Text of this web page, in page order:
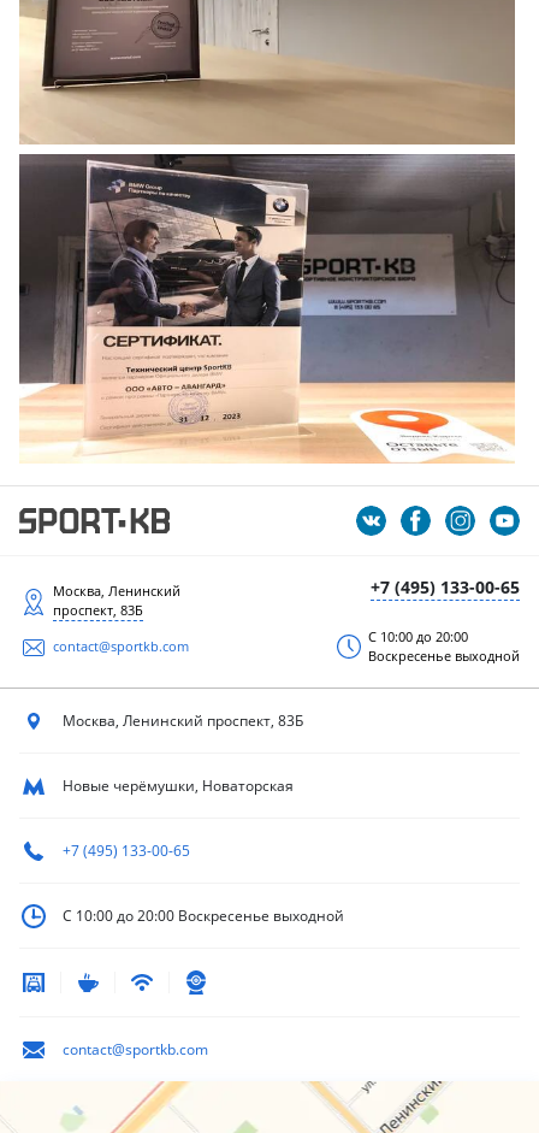
+7 (495) 133-00-65
Москва, Ленинский
проспект, 83Б
contact@sportkb.com
С 10:00 до 20:00
Воскресенье выходной
Москва, Ленинский проспект, 83Б
Новые черёмушки, Новаторская
+7 (495) 133-00-65
С 10:00 до 20:00 Воскресенье выходной
contact@sportkb.com